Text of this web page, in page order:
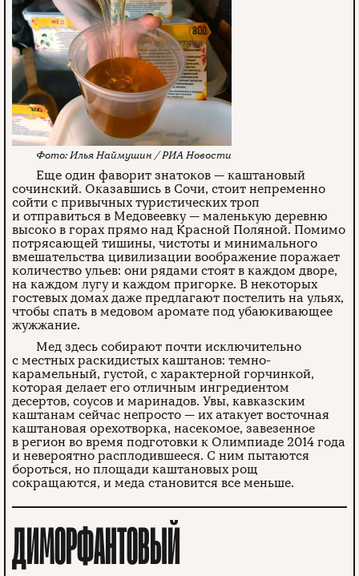
Илья Наймушин / РИА Новости
Еще один фаворит знатоков — каштановый
сочинский. Оказавшись в Сочи, стоит непременно
сойти с привычных туристических троп
и отправиться в Медовеевку — маленькую деревню
высоко в горах прямо над Красной Поляной. Помимо
потрясающей тишины, чистоты и минимального
вмешательства цивилизации воображение поражает
количество ульев: они рядами стоят в каждом дворе,
на каждом лугу и каждом пригорке. В некоторых
гостевых домах даже предлагают постелить на ульях,
чтобы спать в медовом аромате под убаюкивающее
жужжание.
Мед здесь собирают почти исключительно
с местных раскидистых каштанов: темно-
карамельный, густой, с характерной горчинкой,
которая делает его отличным ингредиентом
десертов, соусов и маринадов. Увы, кавказским
каштанам сейчас непросто — их атакует восточная
каштановая орехотворка, насекомое, завезенное
в регион во время подготовки к Олимпиаде 2014 года
и невероятно расплодившееся. С ним пытаются
бороться, но площади каштановых рощ
сокращаются, и меда становится все меньше.
ДИМОРФАНТОВЫЙ